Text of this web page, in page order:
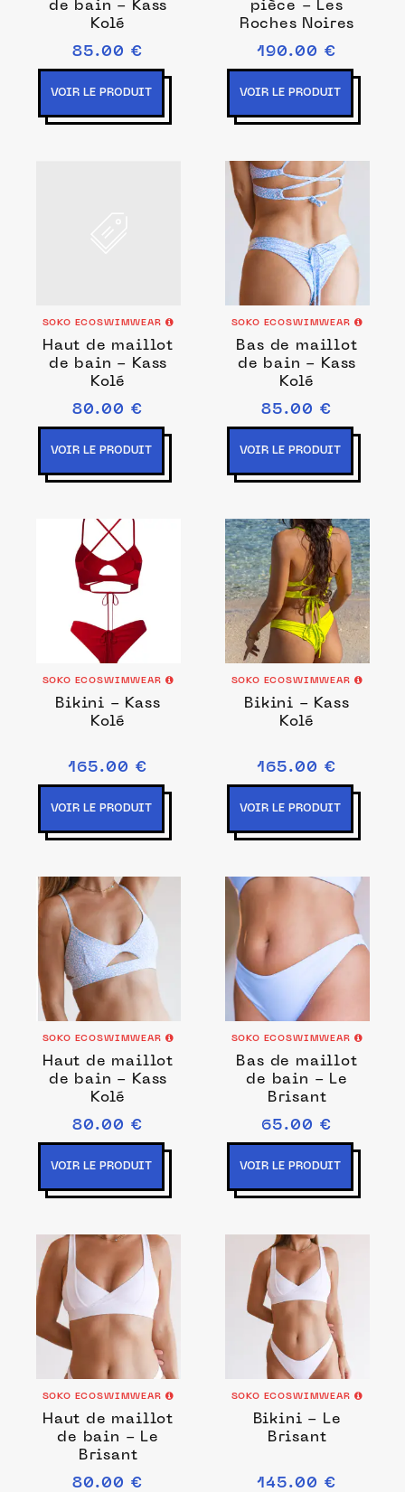
de bain - Kass
Kolé
85.00 €
VOIR LE PRODUIT
pièce - Les
Roches Noires
190.00 €
VOIR LE PRODUIT
SOKO ECOSWIMWEAR
Haut de maillot
de bain - Kass
Kolé
80.00 €
VOIR LE PRODUIT
SOKO ECOSWIMWEAR
Bas de maillot
de bain - Kass
Kolé
85.00 €
VOIR LE PRODUIT
SOKO ECOSWIMWEAR
Bikini - Kass
Kolé
165.00 €
VOIR LE PRODUIT
SOKO ECOSWIMWEAR
Bikini - Kass
Kolé
165.00 €
VOIR LE PRODUIT
SOKO ECOSWIMWEAR
Haut de maillot
de bain - Kass
Kolé
80.00 €
VOIR LE PRODUIT
SOKO ECOSWIMWEAR
Bas de maillot
de bain - Le
Brisant
65.00 €
VOIR LE PRODUIT
SOKO ECOSWIMWEAR
Haut de maillot
de bain - Le
Brisant
80.00 €
SOKO ECOSWIMWEAR
Bikini - Le
Brisant
145.00 €